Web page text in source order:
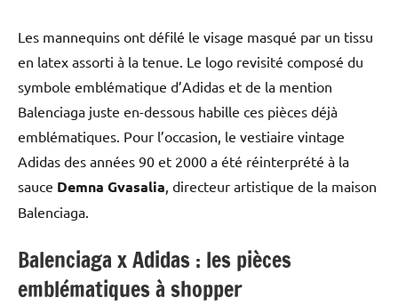
Les mannequins ont défilé le visage masqué par un tissu
en latex assorti à la tenue. Le logo revisité composé du
symbole emblématique d’Adidas et de la mention
Balenciaga juste en-dessous habille ces pièces déjà
emblématiques. Pour l’occasion, le vestiaire vintage
Adidas des années 90 et 2000 a été réinterprété à la
sauce Demna Gvasalia, directeur artistique de la maison
Balenciaga.
Balenciaga x Adidas : les pièces
emblématiques à shopper